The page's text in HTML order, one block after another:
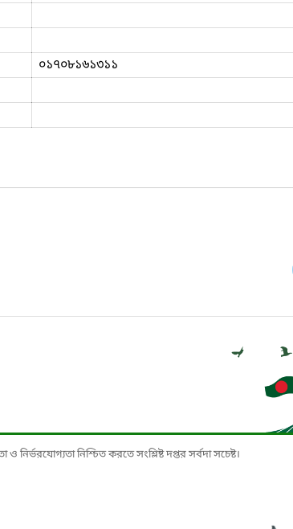
০১৭০৮১৬১৩১১
নিশ্চিত করতে সংশ্লিষ্ট দপ্তর সর্বদা সচেষ্ট।